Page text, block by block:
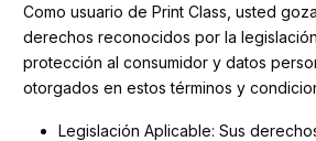
Como usuario de Print Class, usted
derechos reconocidos por la
protección al consumidor y datos
otorgados en estos términos y
Legislación Aplicable: Sus